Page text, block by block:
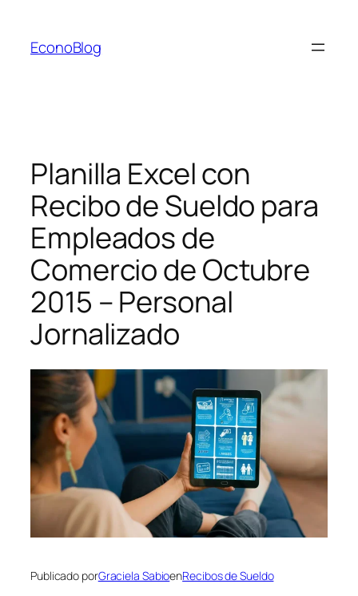
contenido
EconoBlog
Planilla Excel con
Recibo de Sueldo para
Empleados de
Comercio de Octubre
2015 – Personal
Jornalizado
Publicado porGraciela SabioenRecibos de Sueldo